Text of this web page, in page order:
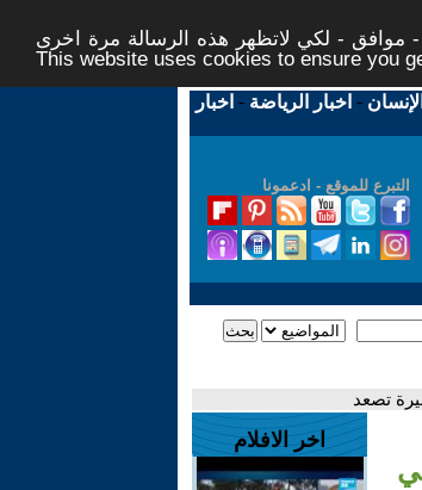
موافق - لكي لاتظهر هذه الرسالة مرة اخرى -
This website uses cookies to ensure you
- اخبار الرياضة - اخبار
التبرع للموقع - ادعمونا
تصعد
اخر الافلام